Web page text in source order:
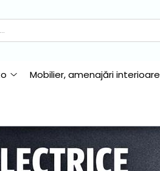
Mobilier, amenajări interioare